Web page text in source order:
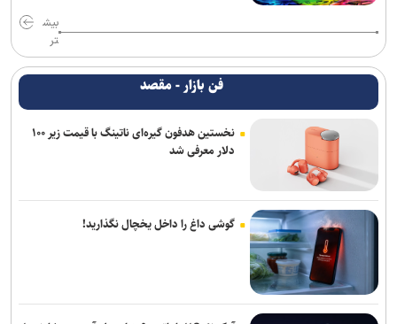
بیش
تر
فن بازار - مقصد
نخستین هدفون گیره‌ای ناتینگ با قیمت زیر ۱۰۰
دلار معرفی شد
گوشی داغ را داخل یخچال نگذارید!